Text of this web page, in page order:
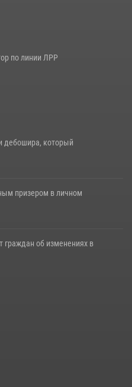
присяга для
подготовки личного состава
по линии ЛРР
дебошира, который
призером в личном
об изменениях в